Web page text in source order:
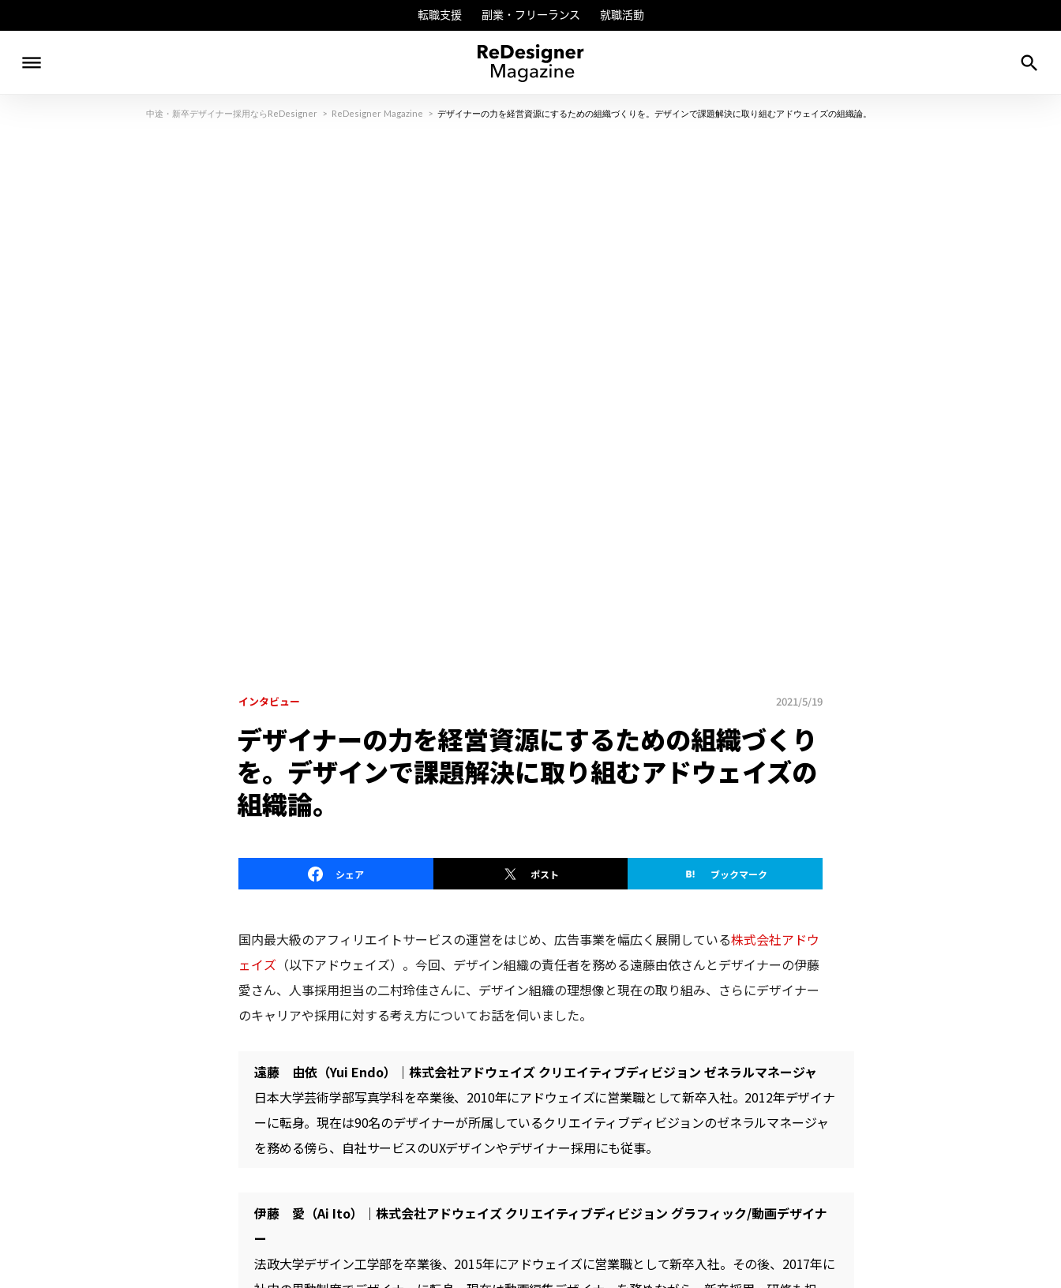
転職支援 副業・フリーランス 就職活動
dehaze search
中途・新卒デザイナー採用ならReDesigner > ReDesigner Magazine > デザイナーの力を経営資源にするための組織づくりを。デザインで課題解決に取り組むアドウェイズの組織論。
インタビュー 2021/5/19
デザイナーの力を経営資源にするための組織づくり
を。デザインで課題解決に取り組むアドウェイズの
組織論。
シェア ポスト ブックマーク
国内最大級のアフィリエイトサービスの運営をはじめ、広告事業を幅広く展開している株式会社アドウ
ェイズ （以下アドウェイズ）。今回、デザイン組織の責任者を務める遠藤由依さんとデザイナーの伊藤
愛さん、人事採用担当の二村玲佳さんに、デザイン組織の理想像と現在の取り組み、さらにデザイナー
のキャリアや採用に対する考え方についてお話を伺いました。
遠藤 由依（Yui Endo）｜株式会社アドウェイズ クリエイティブディビジョン ゼネラルマネージャ
日本大学芸術学部写真学科を卒業後、2010年にアドウェイズに営業職として新卒入社。2012年デザイナ
ーに転身。現在は90名のデザイナーが所属しているクリエイティブディビジョンのゼネラルマネージャ
を務める傍ら、自社サービスのUXデザインやデザイナー採用にも従事。
伊藤 愛（Ai Ito）｜株式会社アドウェイズ クリエイティブディビジョン グラフィック/動画デザイナ
ー
法政大学デザイン工学部を卒業後、2015年にアドウェイズに営業職として新卒入社。その後、2017年に